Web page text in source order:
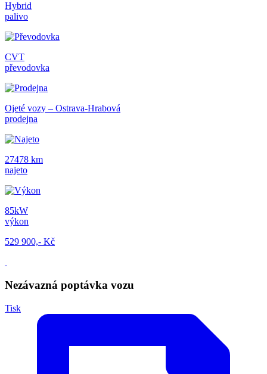
Hybrid
palivo
CVT
převodovka
Ojeté vozy – Ostrava-Hrabová
prodejna
27478 km
najeto
85kW
výkon
529 900,- Kč
Nezávazná poptávka vozu
Tisk